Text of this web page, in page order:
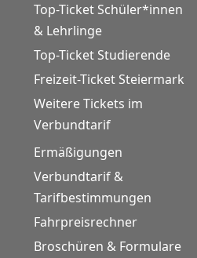
Top-Ticket Schüler*innen
& Lehrlinge
Top-Ticket Studierende
Freizeit-Ticket Steiermark
Weitere Tickets im
Verbundtarif
Ermäßigungen
Verbundtarif &
Tarifbestimmungen
Fahrpreisrechner
Broschüren & Formulare